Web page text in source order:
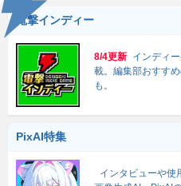
電撃インディー
8/4更新 インディ
載。編集部おすす
も。
PixAI特集
インタビューや使